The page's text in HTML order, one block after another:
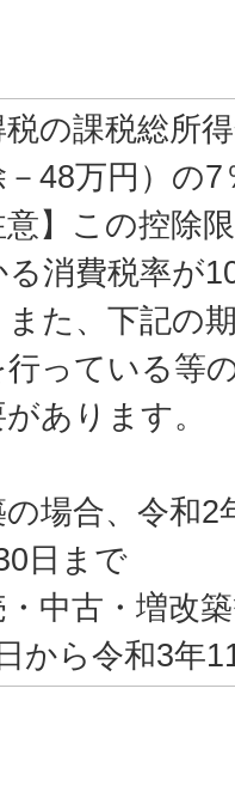
税の課税総所
48万円）の
意】この控除
る消費税率が
また、下記の
行っている等
あります。
の場合、令和2
日まで
・中古・増改
から令和3年